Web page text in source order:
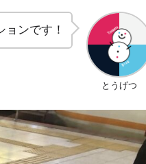
とうげつ
ンです！